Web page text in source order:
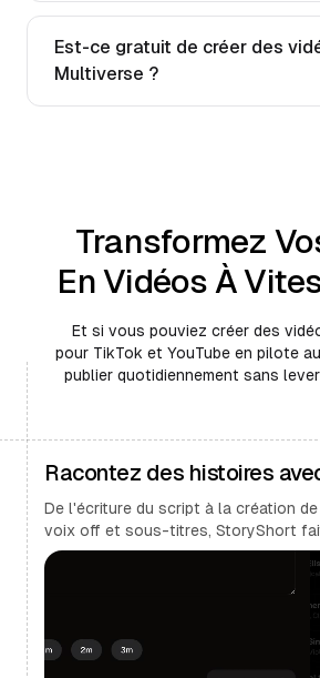
Est-ce gratuit de créer des
Multiverse ?
Transformez
En Vidéos À
Et si vous pouviez créer des
pour TikTok et YouTube en pilote
publier quotidiennement sans
Racontez des histoires
De l'écriture du script à la création
voix off et sous-titres, StoryShort